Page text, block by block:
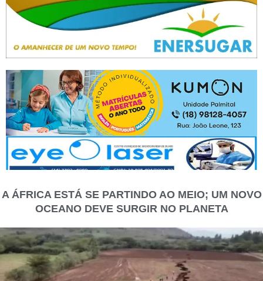
A ÁFRICA ESTÁ SE PARTINDO AO MEIO; UM NOVO
OCEANO DEVE SURGIR NO PLANETA